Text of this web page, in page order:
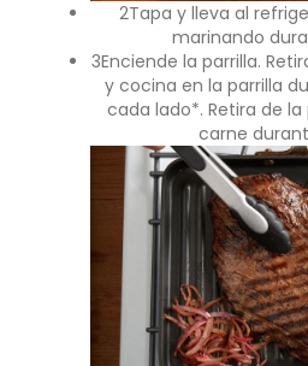
2Tapa y lleva al
marinando
3Enciende la parrilla.
y cocina en la parrilla
cada lado*. Retira de
carne